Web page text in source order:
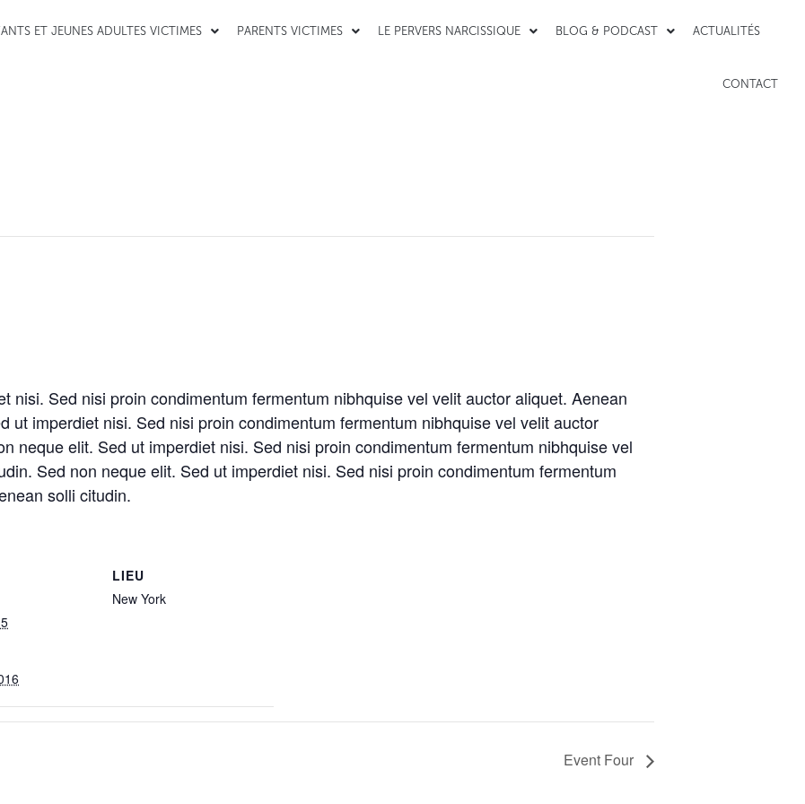
ET JEUNES ADULTES VICTIMES PARENTS VICTIMES LE PERVERS NARCISSIQUE BLOG & PODCAST ACTUALITÉS
CONTACT
nisi. Sed nisi proin condimentum fermentum nibhquise vel velit auctor aliquet. Aenean
ut imperdiet nisi. Sed nisi proin condimentum fermentum nibhquise vel velit auctor
neque elit. Sed ut imperdiet nisi. Sed nisi proin condimentum fermentum nibhquise vel
Sed non neque elit. Sed ut imperdiet nisi. Sed nisi proin condimentum fermentum
solli citudin.
LIEU
New York
Event Four